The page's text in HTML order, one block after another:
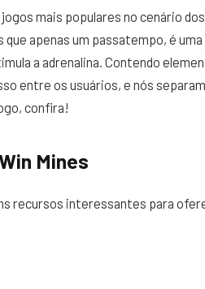
mais populares no cenário
apenas um passatempo, é
a adrenalina. Contendo
entre os usuários, e nós
confira!
Mines
recursos interessantes para